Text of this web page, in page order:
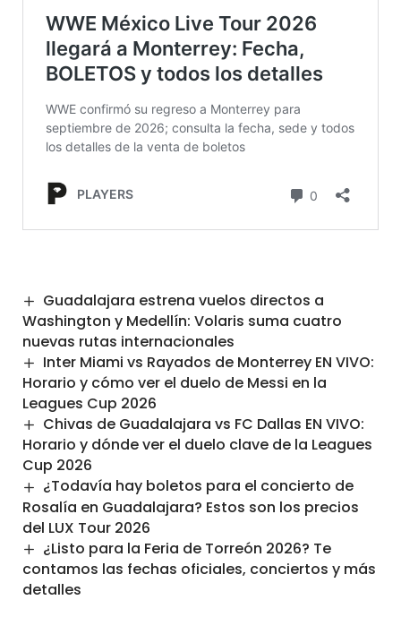
Guadalajara estrena vuelos directos a
Washington y Medellín: Volaris suma cuatro
nuevas rutas internacionales
Inter Miami vs Rayados de Monterrey EN VIVO:
Horario y cómo ver el duelo de Messi en la
Leagues Cup 2026
Chivas de Guadalajara vs FC Dallas EN VIVO:
Horario y dónde ver el duelo clave de la Leagues
Cup 2026
¿Todavía hay boletos para el concierto de
Rosalía en Guadalajara? Estos son los precios
del LUX Tour 2026
¿Listo para la Feria de Torreón 2026? Te
contamos las fechas oficiales, conciertos y más
detalles